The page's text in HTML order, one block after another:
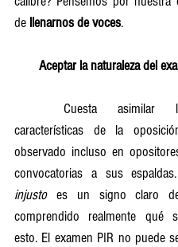
de llenarnos de voces.
Aceptar la naturaleza del
características de la
observado incluso en
injusto es un signo claro
comprendido realmente qué
esto. El examen PIR no puede